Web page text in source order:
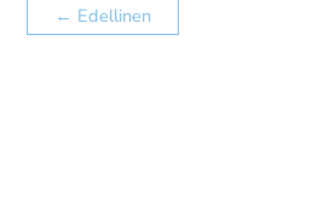
← Edellinen